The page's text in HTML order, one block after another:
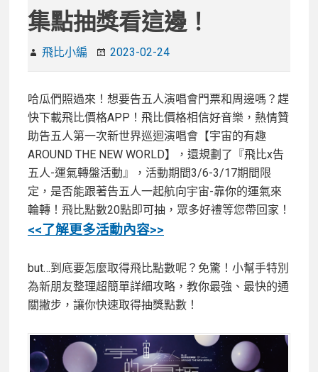
集點抽獎看這邊！
飛比小編 2023-02-24
哈瓜們照過來！想要告五人演唱會門票和周邊嗎？趕
快下載飛比價格APP！飛比價格相信好音樂，熱情贊
助告五人第一次新世界巡迴演唱會【宇宙的有趣
AROUND THE NEW WORLD】，還規劃了『飛比x告
五人-運氣轉盤活動』，活動期間3/6-3/17期間限
定，是否能跟著告五人一起航向宇宙-靠你的運氣來
輪轉！飛比點數20點即可抽，眾多好禮等您帶回家！
<<了解更多活動內容>>
but…到底要怎麼取得飛比點數呢？免驚！小幫手特別
為新朋友整理超簡單詳細攻略，教你最強、最快的通
關撇步，讓你快速取得抽獎點數！